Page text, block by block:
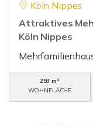
Köln Nippes
Attraktives
Köln Nippes
293 m²
WOHNFLÄCHE